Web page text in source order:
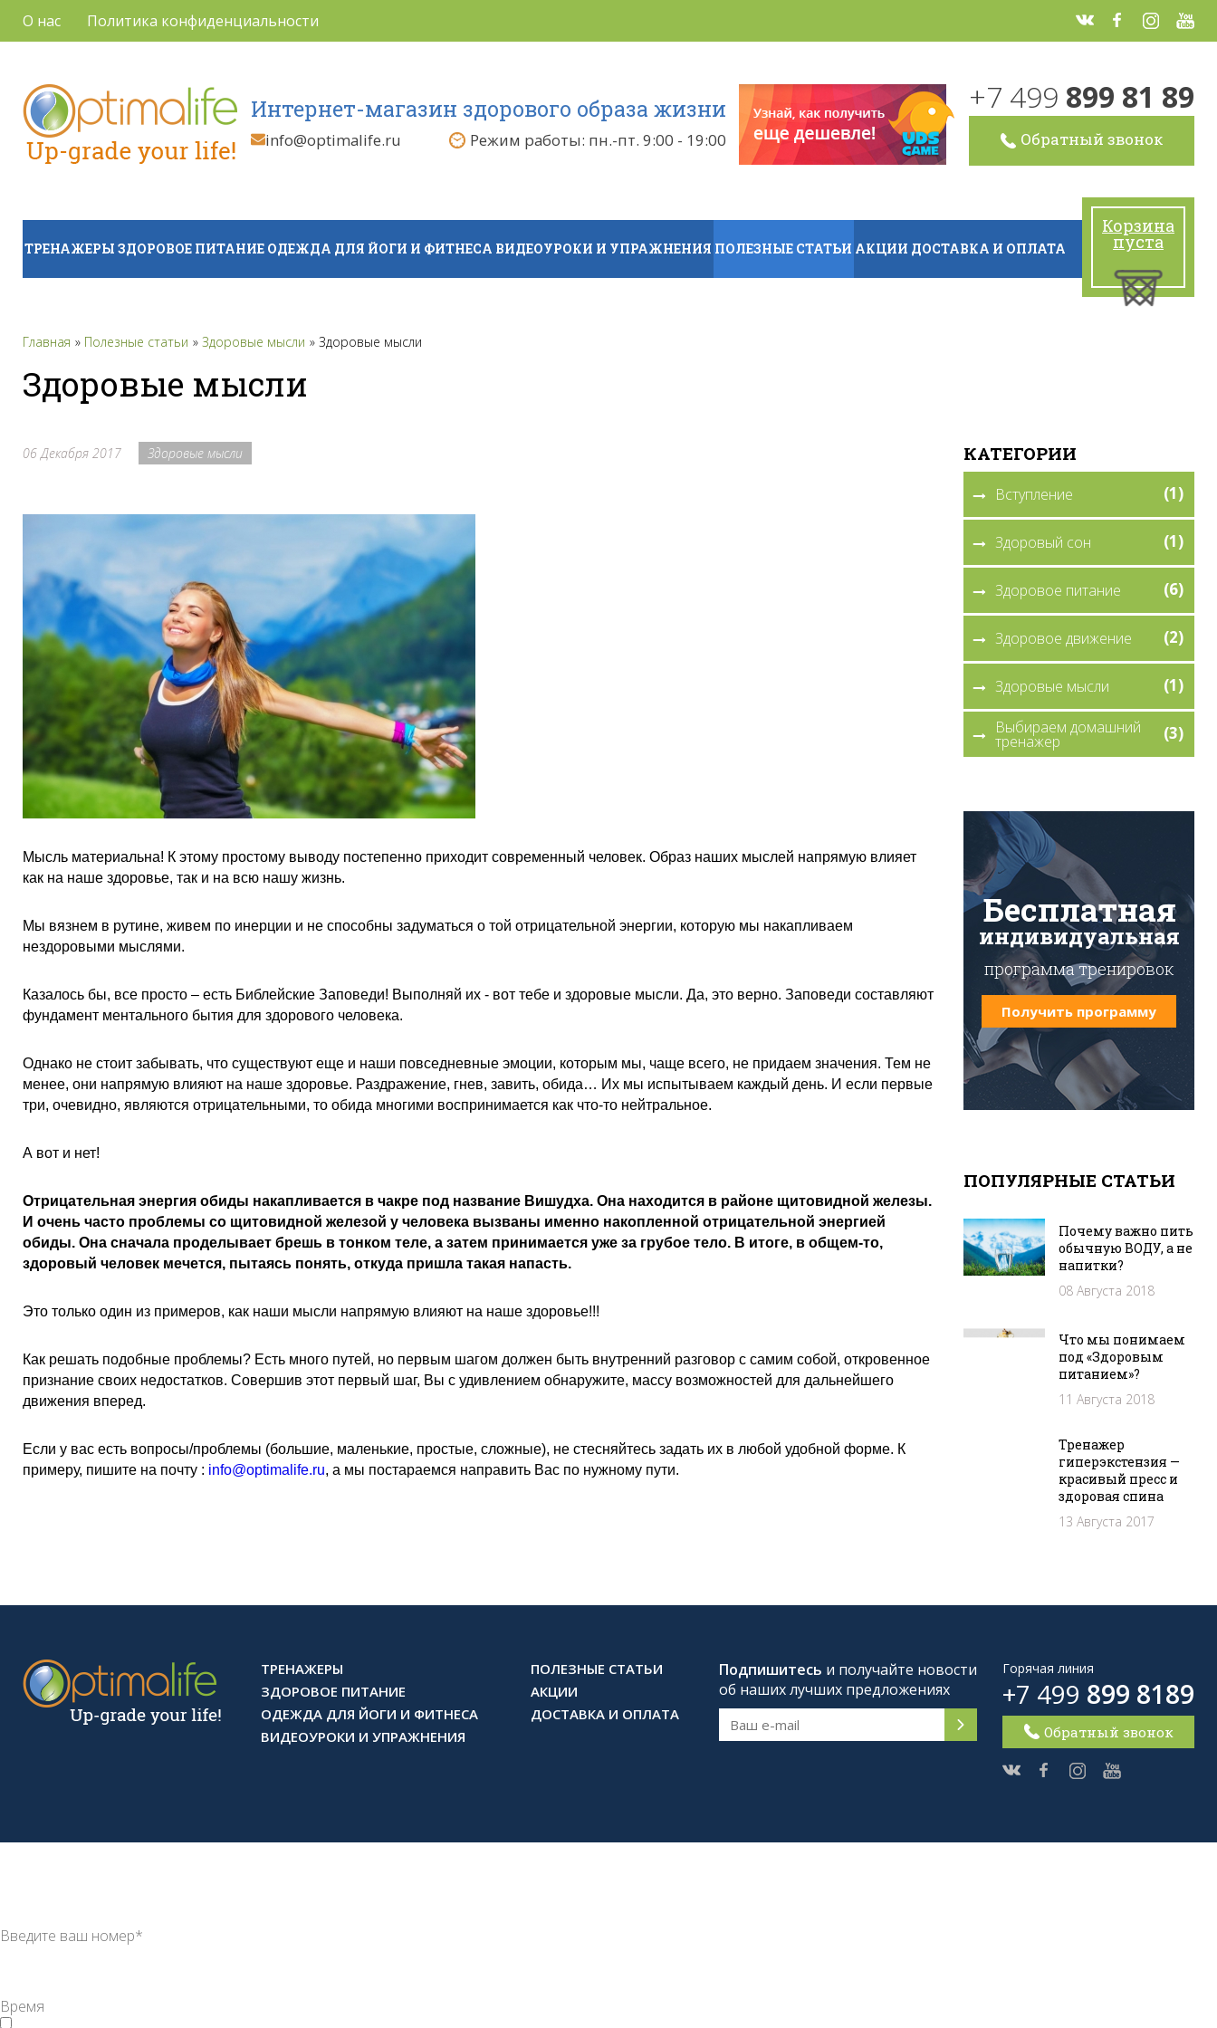
О нас Политика конфиденциальности
Интернет-магазин здорового образа жизни
info@optimalife.ru Режим работы: пн.-пт. 9:00 - 19:00
+7 499 899 81 89
Обратный звонок
ТРЕНАЖЕРЫ ЗДОРОВОЕ ПИТАНИЕ ОДЕЖДА ДЛЯ ЙОГИ И ФИТНЕСА ВИДЕОУРОКИ И УПРАЖНЕНИЯ ПОЛЕЗНЫЕ СТАТЬИ АКЦИИ ДОСТАВКА И ОПЛАТА
Корзина
пуста
Главная Полезные статьи Здоровые мысли Здоровые мысли
Здоровые мысли
06 Декабря 2017 Здоровые мысли
Мысль материальна! К этому простому выводу постепенно приходит современный человек. Образ наших мыслей напрямую влияет
как на наше здоровье, так и на всю нашу жизнь.
Мы вязнем в рутине, живем по инерции и не способны задуматься о той отрицательной энергии, которую мы накапливаем
нездоровыми мыслями.
Казалось бы, все просто – есть Библейские Заповеди! Выполняй их - вот тебе и здоровые мысли. Да, это верно. Заповеди составляют
фундамент ментального бытия для здорового человека.
Однако не стоит забывать, что существуют еще и наши повседневные эмоции, которым мы, чаще всего, не придаем значения. Тем не
менее, они напрямую влияют на наше здоровье. Раздражение, гнев, завить, обида… Их мы испытываем каждый день. И если первые
три, очевидно, являются отрицательными, то обида многими воспринимается как что-то нейтральное.
А вот и нет!
Отрицательная энергия обиды накапливается в чакре под название Вишудха. Она находится в районе щитовидной железы.
И очень часто проблемы со щитовидной железой у человека вызваны именно накопленной отрицательной энергией
обиды. Она сначала проделывает брешь в тонком теле, а затем принимается уже за грубое тело. В итоге, в общем-то,
здоровый человек мечется, пытаясь понять, откуда пришла такая напасть.
Это только один из примеров, как наши мысли напрямую влияют на наше здоровье!!!
Как решать подобные проблемы? Есть много путей, но первым шагом должен быть внутренний разговор с самим собой, откровенное
признание своих недостатков. Совершив этот первый шаг, Вы с удивлением обнаружите, массу возможностей для дальнейшего
движения вперед.
Если у вас есть вопросы/проблемы (большие, маленькие, простые, сложные), не стесняйтесь задать их в любой удобной форме. К
примеру, пишите на почту : info@optimalife.ru, а мы постараемся направить Вас по нужному пути.
КАТЕГОРИИ
Вступление (1)
Здоровый сон (1)
Здоровое питание (6)
Здоровое движение (2)
Здоровые мысли (1)
Выбираем домашний
тренажер (3)
Бесплатная
индивидуальная
программа тренировок
Получить программу
ПОПУЛЯРНЫЕ СТАТЬИ
Почему важно пить
обычную ВОДУ, а не
напитки?
08 Августа 2018
Что мы понимаем
под «Здоровым
питанием»?
11 Августа 2018
Тренажер
гиперэкстензия —
красивый пресс и
здоровая спина
13 Августа 2017
ТРЕНАЖЕРЫ
ЗДОРОВОЕ ПИТАНИЕ
ОДЕЖДА ДЛЯ ЙОГИ И ФИТНЕСА
ВИДЕОУРОКИ И УПРАЖНЕНИЯ
ПОЛЕЗНЫЕ СТАТЬИ
АКЦИИ
ДОСТАВКА И ОПЛАТА
Подпишитесь и получайте новости
об наших лучших предложениях
Горячая линия
+7 499 899 8189
Обратный звонок